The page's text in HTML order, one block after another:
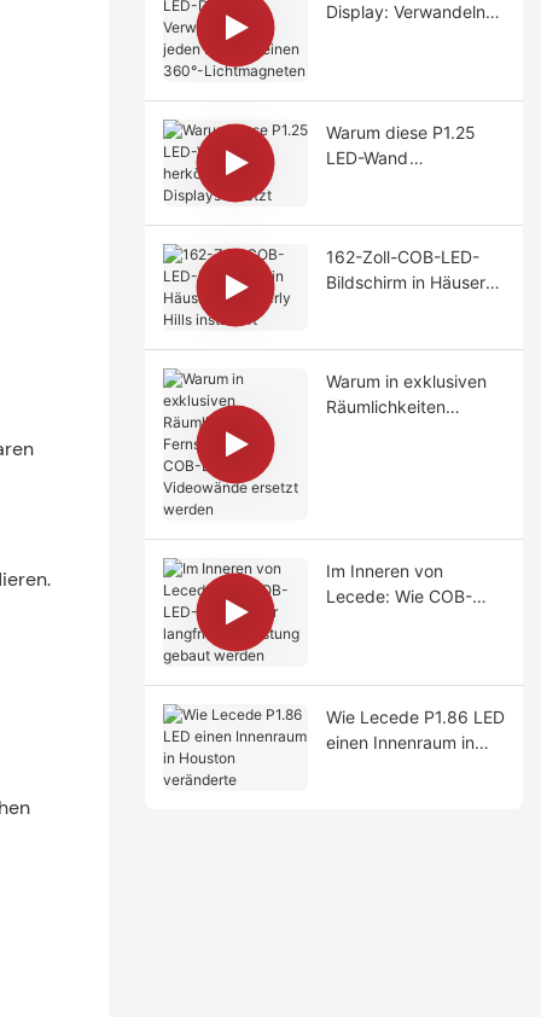
Display: Verwandeln
Warum diese P1.25
LED-Wand
162-Zoll-COB-LED-
Bildschirm in Häusern
Warum in exklusiven
Räumlichkeiten
Im Inneren von
Lecede: Wie COB-
Wie Lecede P1.86 LED
einen Innenraum in